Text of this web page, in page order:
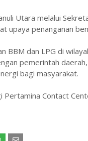
Utara melalui
upaya penanganan
BBM dan LPG di
pemerintah
bagi masyarakat.
Pertamina Contact